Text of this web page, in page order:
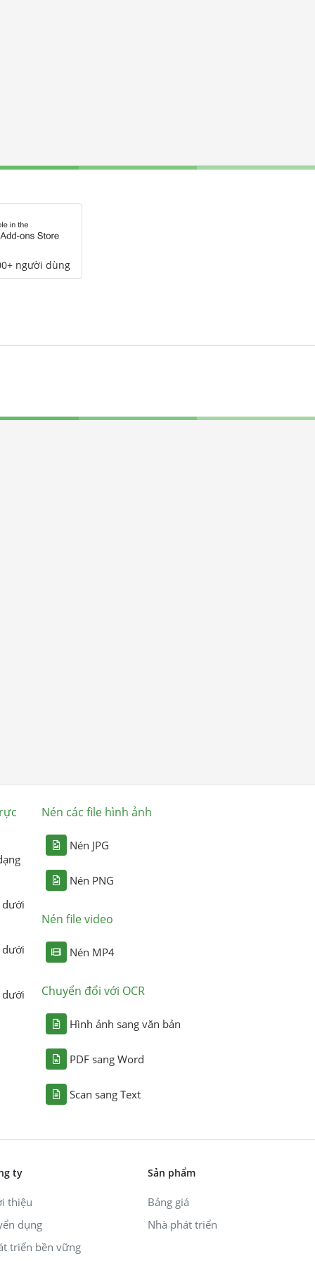
người dùng
dưới
dưới
dưới
Nén các file hình ảnh
Nén JPG
Nén PNG
Nén file video
Nén MP4
Chuyển đổi với OCR
Hình ảnh sang văn bản
PDF sang Word
Scan sang Text
ty
thiệu
dụng
triển bền vững
Sản phẩm
Bảng giá
Nhà phát triển